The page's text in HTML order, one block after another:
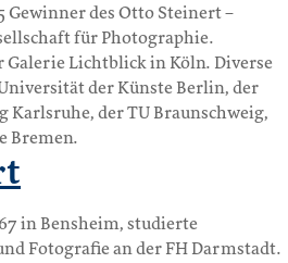
Gewinner des Otto Steinert –
für Photographie.
Galerie Lichtblick in Köln. Diverse
der Künste Berlin, der
Karlsruhe, der TU Braunschweig,
Bremen.
in Bensheim, studierte
Fotografie an der FH Darmstadt.